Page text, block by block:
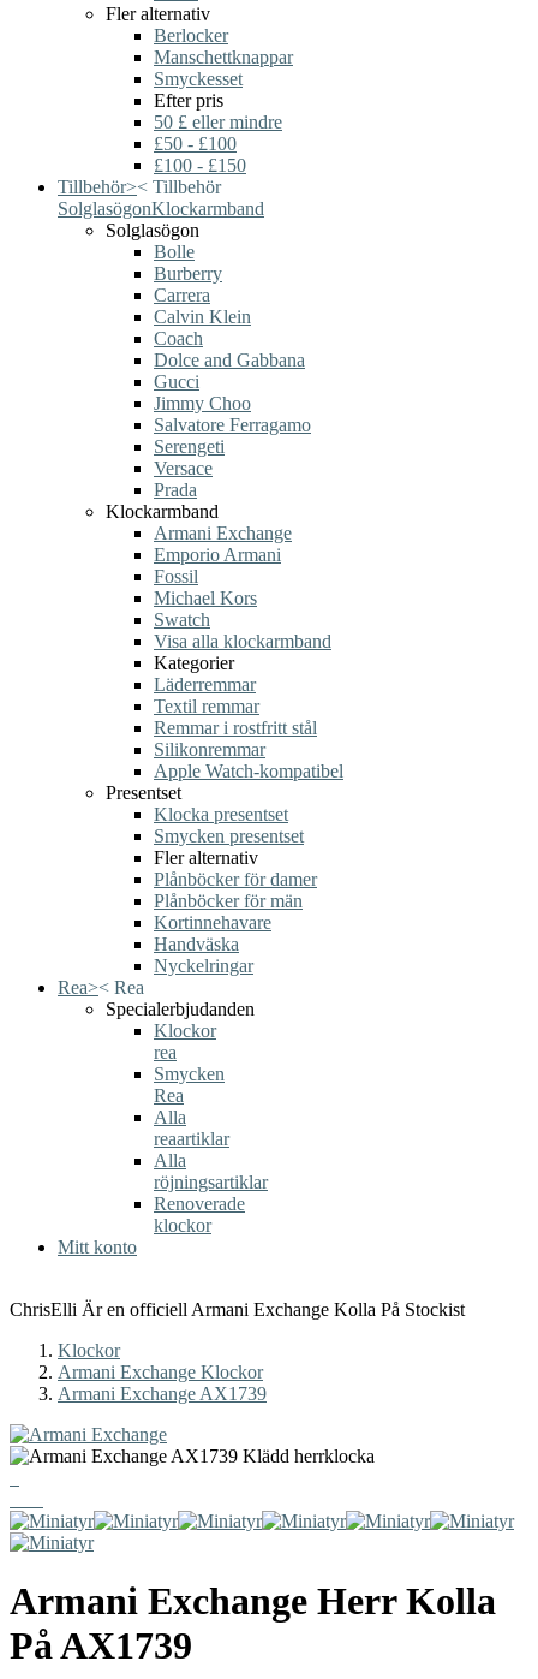
Fler alternativ
Berlocker
Manschettknappar
Smyckesset
Efter pris
50 £ eller mindre
£50 - £100
£100 - £150
Tillbehör>< Tillbehör
SolglasögonKlockarmband
Solglasögon
Bolle
Burberry
Carrera
Calvin Klein
Coach
Dolce and Gabbana
Gucci
Jimmy Choo
Salvatore Ferragamo
Serengeti
Versace
Prada
Klockarmband
Armani Exchange
Emporio Armani
Fossil
Michael Kors
Swatch
Visa alla klockarmband
Kategorier
Läderremmar
Textil remmar
Remmar i rostfritt stål
Silikonremmar
Apple Watch-kompatibel
Presentset
Klocka presentset
Smycken presentset
Fler alternativ
Plånböcker för damer
Plånböcker för män
Kortinnehavare
Handväska
Nyckelringar
Rea>< Rea
Specialerbjudanden
Klockor
rea
Smycken
Rea
Alla
reaartiklar
Alla
röjningsartiklar
Renoverade
klockor
Mitt konto
ChrisElli Är en officiell Armani Exchange Kolla På Stockist
Klockor
Armani Exchange Klockor
Armani Exchange AX1739
Armani Exchange Herr Kolla
PåAX1739